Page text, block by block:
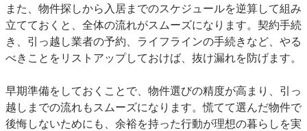
また、物件探しから入居までのスケジュールを逆算して組み
立てておくと、全体の流れがスムーズになります。契約手続
き、引っ越し業者の予約、ライフラインの手続きなど、やる
べきことをリストアップしておけば、抜け漏れを防げます。
早期準備をしておくことで、物件選びの精度が高まり、引っ
越しまでの流れもスムーズになります。慌てて選んだ物件で
後悔しないためにも、余裕を持った行動が理想の暮らしを実